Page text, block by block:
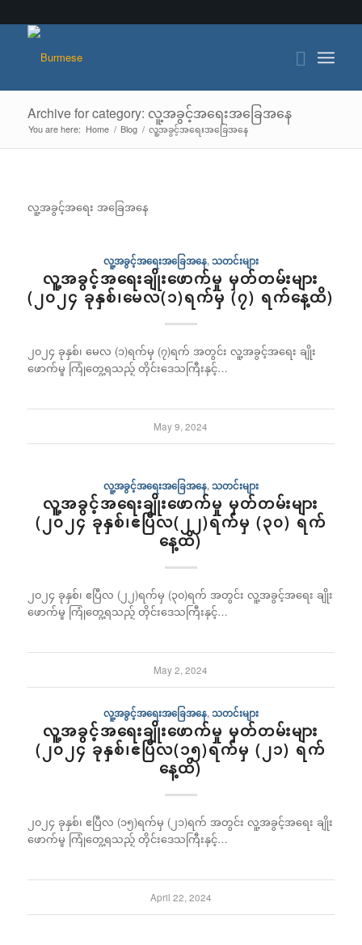
Archive for category: လူ့အခွင့်အရေးအခြေအနေ
You are here: Home / Blog / လူ့အခွင့်အရေးအခြေအနေ
လူ့အခွင့်အရေး အခြေအနေ
လူ့အခွင့်အရေးအခြေအနေ,သတင်းများ
လူ့အခွင့်အရေးချိုးဖောက်မှု မှတ်တမ်းများ
(၂၀၂၄ ခုနှစ်၊မေလ(၁)ရက်မှ (၇) ရက်နေ့ထိ)
၂၀၂၄ ခုနှစ်၊ မေလ (၁)ရက်မှ (၇)ရက် အတွင်း လူ့အခွင့်အရေး ချိုး
ဖောက်မှု ကြုံတွေ့ရသည့် တိုင်းဒေသကြီးနှင့်…
May 9, 2024
လူ့အခွင့်အရေးအခြေအနေ,သတင်းများ
လူ့အခွင့်အရေးချိုးဖောက်မှု မှတ်တမ်းများ
(၂၀၂၄ ခုနှစ်၊ဧပြီလ(၂၂)ရက်မှ (၃၀) ရက်
နေ့ထိ)
၂၀၂၄ ခုနှစ်၊ ဧပြီလ (၂၂)ရက်မှ (၃၀)ရက် အတွင်း လူ့အခွင့်အရေး ချိုး
ဖောက်မှု ကြုံတွေ့ရသည့် တိုင်းဒေသကြီးနှင့်…
May 2, 2024
လူ့အခွင့်အရေးအခြေအနေ,သတင်းများ
လူ့အခွင့်အရေးချိုးဖောက်မှု မှတ်တမ်းများ
(၂၀၂၄ ခုနှစ်၊ဧပြီလ(၁၅)ရက်မှ (၂၁) ရက်
နေ့ထိ)
၂၀၂၄ ခုနှစ်၊ ဧပြီလ (၁၅)ရက်မှ (၂၁)ရက် အတွင်း လူ့အခွင့်အရေး ချိုး
ဖောက်မှု ကြုံတွေ့ရသည့် တိုင်းဒေသကြီးနှင့်…
April 22, 2024